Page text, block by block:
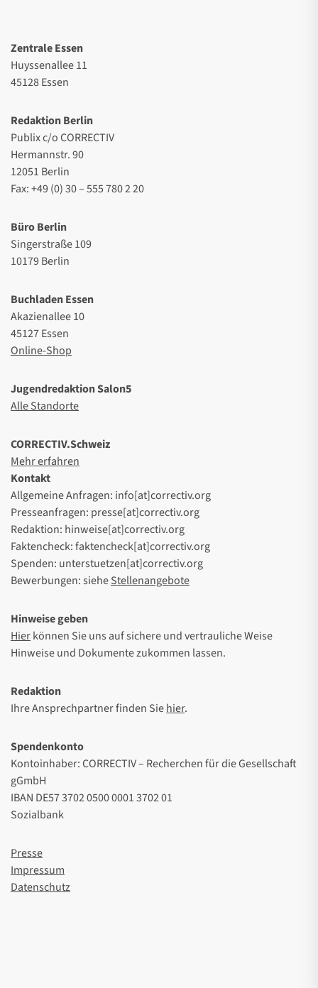
Zentrale Essen
Huyssenallee 11
45128 Essen
Redaktion Berlin
Publix c/o CORRECTIV
Hermannstr. 90
12051 Berlin
Fax: +49 (0) 30 – 555 780 2 20
Büro Berlin
Singerstraße 109
10179 Berlin
Buchladen Essen
Akazienallee 10
45127 Essen
Online-Shop
Jugendredaktion Salon5
Alle Standorte
CORRECTIV.Schweiz
Mehr erfahren
Kontakt
Allgemeine Anfragen: info[at]correctiv.org
Presseanfragen: presse[at]correctiv.org
Redaktion: hinweise[at]correctiv.org
Faktencheck: faktencheck[at]correctiv.org
Spenden: unterstuetzen[at]correctiv.org
Bewerbungen: sieheStellenangebote
Hinweise geben
Hierkönnen Sie uns auf sichere und vertrauliche Weise
Hinweise und Dokumente zukommen lassen.
Redaktion
Ihre Ansprechpartner finden Siehier.
Spendenkonto
Kontoinhaber: CORRECTIV – Recherchen für die Gesellschaft
gGmbH
IBAN DE57 3702 0500 0001 3702 01
Sozialbank
Presse
Impressum
Datenschutz